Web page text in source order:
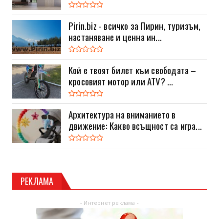
Pirin.biz - всичко за Пирин, туризъм,
настаняване и ценна ин...
Кой е твоят билет към свободата –
кросовият мотор или ATV? ...
Архитектура на вниманието в
движение: Какво всъщност са игра...
РЕКЛАМА
- Интернет реклама -